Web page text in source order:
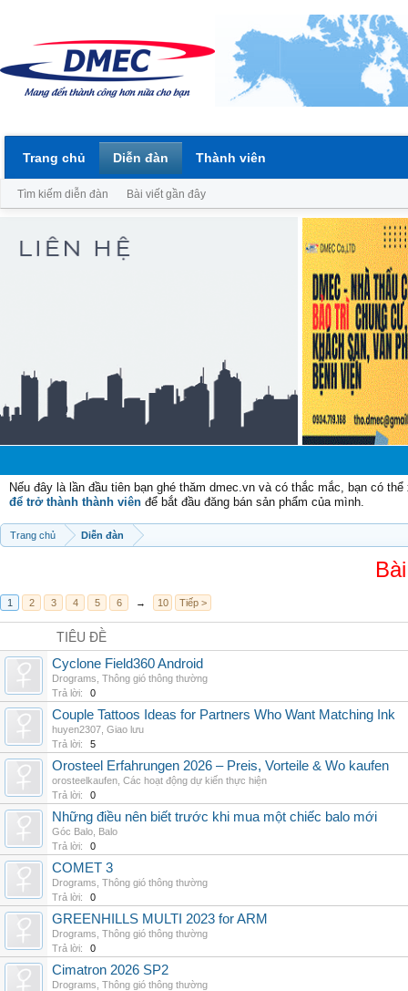
Nếu đây là lần đầu tiên bạn ghé thăm dmec.vn và có thắc mắc, bạn có
để trở thành thành viên để bắt đầu đăng bán sản phẩm của mình.
Trang chủ Diễn đàn
1 2 3 4 5 6 → 10 Tiếp >
TIÊU ĐỀ
Cyclone Field360 Android
Drograms Thông gió thông thường
Trả lời:
0
Couple Tattoos Ideas for Partners Who Want Matching Ink
huyen2307 Giao lưu
Trả lời:
5
Orosteel Erfahrungen 2026 – Preis, Vorteile & Wo kaufen
orosteelkaufen Các hoạt động dự kiến thực hiện
Trả lời:
0
Những điều nên biết trước khi mua một chiếc balo mới
Góc Balo Balo
Trả lời:
0
COMET 3
Drograms Thông gió thông thường
Trả lời:
0
GREENHILLS MULTI 2023 for ARM
Drograms Thông gió thông thường
Trả lời:
0
Cimatron 2026 SP2
Drograms Thông gió thông thường
Trang chủ Diễn đàn
Tìm kiếm diễn đàn Bài viết gần đây
Thành viên